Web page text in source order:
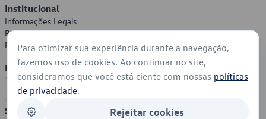
Institucional
Informações Legais
Política de Privacidade
Política de Cookies
Formas de Pagamento
Segurança
Para otimizar sua experiência durante a navegação,
fazemos uso de cookies. Ao continuar no site,
consideramos que você está ciente com nossas políticas
de privacidade.
Rejeitar cookies